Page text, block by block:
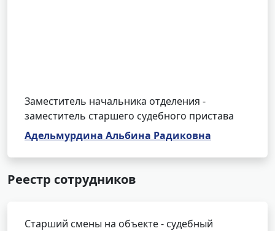
Заместитель начальника отделения -
заместитель старшего судебного пристава
Адельмурдина Альбина Радиковна
Реестр сотрудников
Старший смены на объекте - судебный